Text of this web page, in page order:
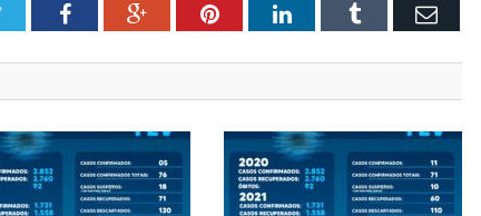
TwitterFacebookGoogle+PinterestLinkedInTumblr Email